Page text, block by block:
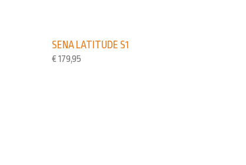
SENA LATITUDE S1
€ 179,95